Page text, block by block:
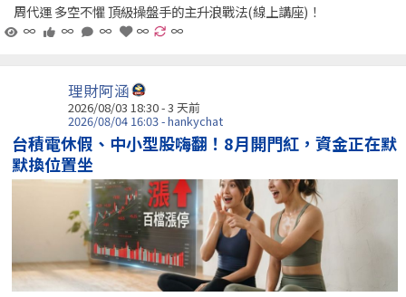
周代運 多空不懼 頂級操盤手的主升浪戰法(線上講座)！
∞
∞ ∞ ∞ ∞
理財阿涵
2026/08/03 18:30 - 3 天前
2026/08/04 16:03 - hankychat
台積電休假、中小型股嗨翻！8月開門紅，資金正在默
默換位置坐